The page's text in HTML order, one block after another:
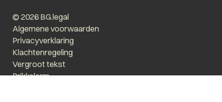
© 2026 BG.legal
Algemene voorwaarden
Privacyverklaring
Klachtenregeling
Vergroot tekst
Prikkelarm